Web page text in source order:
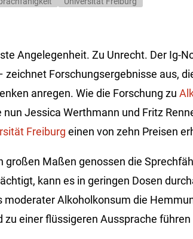
Angelegenheit. Zu Unrecht. Der Ig-
zeichnet Forschungsergebnisse aus,
anregen. Wie die Forschung zu
nun Jessica Werthmann und Fritz
Freiburg einen von zehn Preisen
großen Maßen genossen die
kann es in geringen Dosen
moderater Alkoholkonsum die
einer flüssigeren Aussprache führen